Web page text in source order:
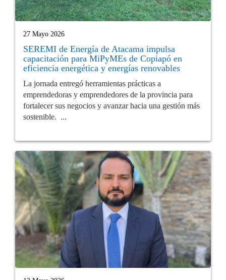
27 Mayo 2026
SEREMI de Energía de Atacama impulsa
capacitación para MiPyMEs de Copiapó en
eficiencia energética y energías renovables
La jornada entregó herramientas prácticas a
emprendedoras y emprendedores de la provincia para
fortalecer sus negocios y avanzar hacia una gestión más
sostenible. ...